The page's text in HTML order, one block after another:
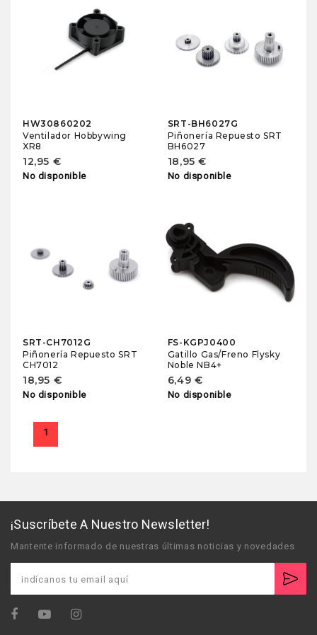
HW30860202
Ventilador Hobbywing
XR8
12,95 €
No disponible
SRT-BH6027G
Piñonería Repuesto SRT
BH6027
18,95 €
No disponible
SRT-CH7012G
Piñonería Repuesto SRT
CH7012
18,95 €
No disponible
FS-KGPJ0400
Gatillo Gas/Freno Flysky
Noble NB4+
6,49 €
No disponible
1
¡Suscríbete A Nuestro Newsletter!
Mantente informado de nuestras últimas noticias y novedades